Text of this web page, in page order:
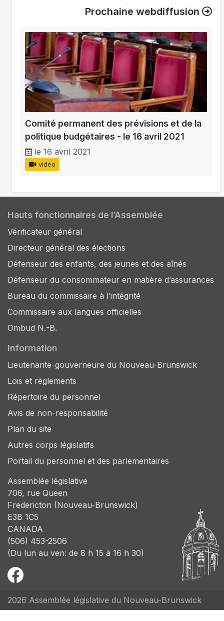
Prochaine webdiffusion
Comité permanent des prévisions et de la
politique budgétaires - le 16 avril 2021
le 16 avril 2021
vidéo
Hauts fonctionnaires de l’Assemblée
Vérificateur général
Directeur général des élections
Défenseur des enfants, des jeunes et des aînés
Défenseur du consommateur en matière d’assurances
Bureau du commissaire à l’intégrité
Commissaire aux langues officielles
Ombud N.-B.
Information
Lieutenante-gouverneure du Nouveau-Brunswick
Lois et règlements
Répertoire du personnel
Avis de non-responsabilité
Plan du site
Autres corps législatifs
Portail du personnel et des parlementaires
Assemblée législative
706, rue Queen
Fredericton (Nouveau-Brunswick)
E3B 1C5
CANADA
(506) 453-2506
(Du lun au ven: de 8 h 15 à 16 h 30)
2026 Assemblée législative du Nouveau-Brunswick